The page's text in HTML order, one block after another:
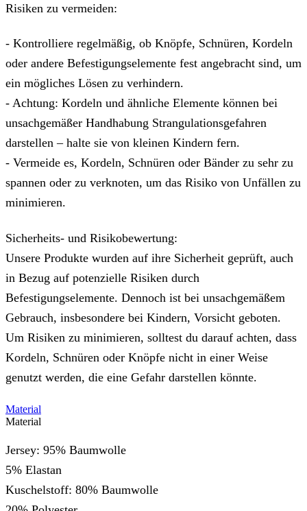
Risiken zu vermeiden:
- Kontrolliere regelmäßig, ob Knöpfe, Schnüren, Kordeln
oder andere Befestigungselemente fest angebracht sind, um
ein mögliches Lösen zu verhindern.
- Achtung: Kordeln und ähnliche Elemente können bei
unsachgemäßer Handhabung Strangulationsgefahren
darstellen – halte sie von kleinen Kindern fern.
- Vermeide es, Kordeln, Schnüren oder Bänder zu sehr zu
spannen oder zu verknoten, um das Risiko von Unfällen zu
minimieren.
Sicherheits- und Risikobewertung:
Unsere Produkte wurden auf ihre Sicherheit geprüft, auch
in Bezug auf potenzielle Risiken durch
Befestigungselemente. Dennoch ist bei unsachgemäßem
Gebrauch, insbesondere bei Kindern, Vorsicht geboten.
Um Risiken zu minimieren, solltest du darauf achten, dass
Kordeln, Schnüren oder Knöpfe nicht in einer Weise
genutzt werden, die eine Gefahr darstellen könnte.
Material
Material
Jersey: 95% Baumwolle
5% Elastan
Kuschelstoff: 80% Baumwolle